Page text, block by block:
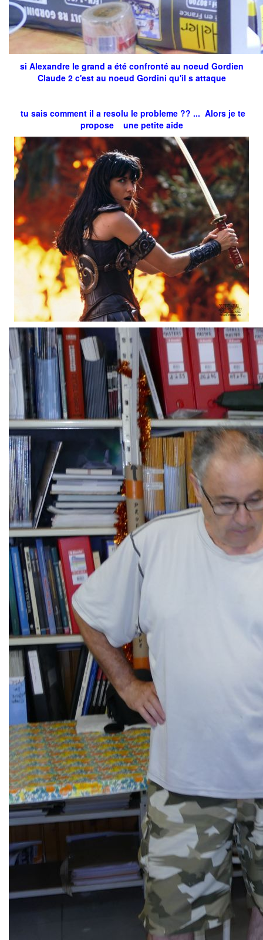
si Alexandre le grand a été confronté au noeud Gordien
Claude 2 c'est au noeud Gordini qu'il s attaque
tu sais comment il a resolu le probleme ?? ... Alors je te
propose une petite aide